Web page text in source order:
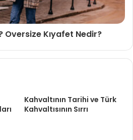
Oversize Kıyafet Nedir?
Kahvaltının Tarihi ve Türk
Kahvaltısının Sırrı